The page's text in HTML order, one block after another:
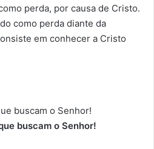
perda, por causa de Cristo.
como perda diante da
em conhecer a Cristo
buscam o Senhor!
buscam o Senhor!